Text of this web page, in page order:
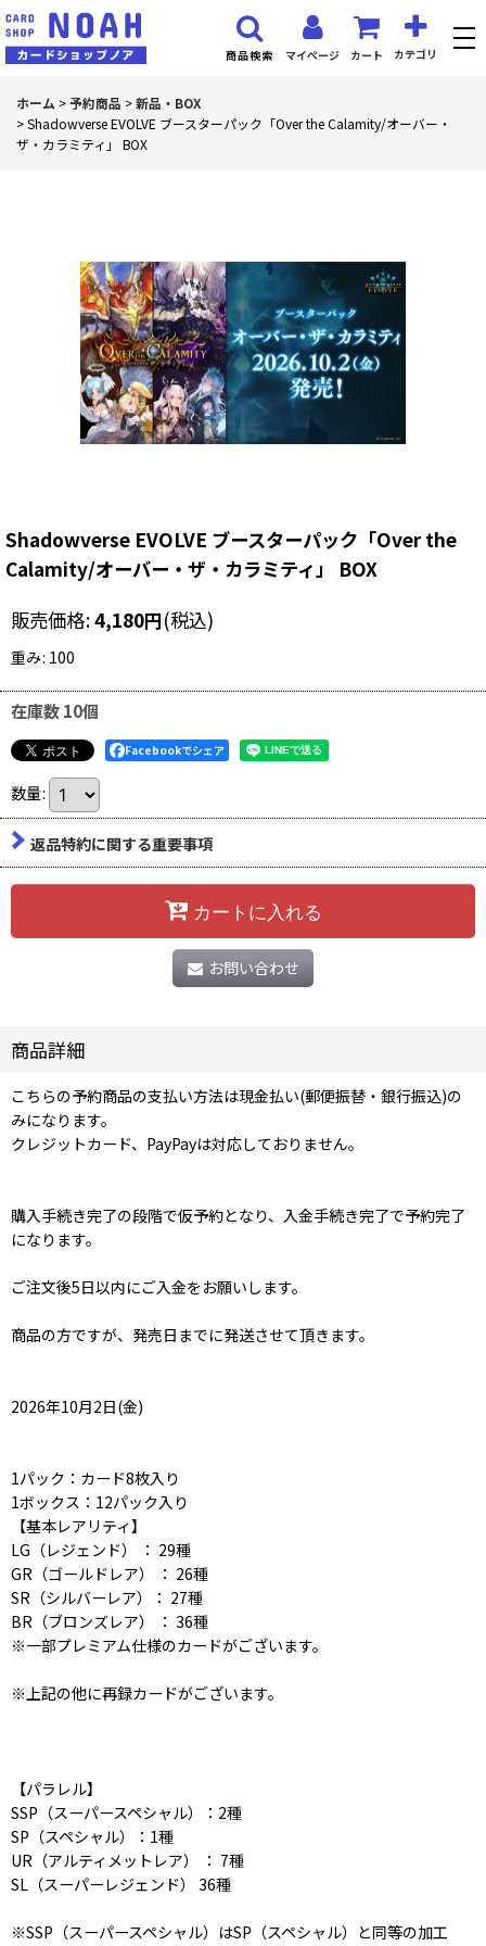
マイページ カート カテゴリ
商品検索
ホーム >予約商品 >新品・BOX
>Shadowverse EVOLVE ブースターパック「Over the Calamity/オーバー・
ザ・カラミティ」 BOX
Shadowverse EVOLVE ブースターパック「Over the
Calamity/オーバー・ザ・カラミティ」 BOX
販売価格:4,180円(税込)
重み: 100
在庫数 10個
Facebookでシェア
数量:
返品特約に関する重要事項
カートに入れる
お問い合わせ
商品詳細
こちらの予約商品の支払い方法は現金払い(郵便振替・銀行振込)の
みになります。
クレジットカード、PayPayは対応しておりません。
購入手続き完了の段階で仮予約となり、入金手続き完了で予約完了
になります。
ご注文後5日以内にご入金をお願いします。
商品の方ですが、発売日までに発送させて頂きます。
2026年10月2日(金)
1パック：カード8枚入り
1ボックス：12パック入り
【基本レアリティ】
LG（レジェンド） ： 29種
GR（ゴールドレア） ： 26種
SR（シルバーレア）： 27種
BR（ブロンズレア） ： 36種
※一部プレミアム仕様のカードがございます。
※上記の他に再録カードがございます。
【パラレル】
SSP（スーパースペシャル）：2種
SP（スペシャル）：1種
UR（アルティメットレア） ： 7種
SL（スーパーレジェンド） 36種
※SSP（スーパースペシャル）はSP（スペシャル）と同等の加工